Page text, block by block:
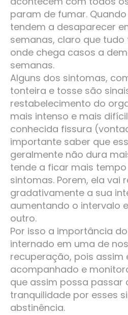
param de fumar.
tendem a desaparecer
semanas, claro que
onde chega casos a
semanas.
Alguns dos sintomas,
tonteira e tosse são
restabelecimento do
mais intenso e mais
conhecida fissura
importante saber que
geralmente não dura
tende a ficar mais
sintomas. Porem, ela vai
gradativamente a sua
aumentando o intervalo
outro.
Por isso a importância
internado em uma de
recuperação, pois assim
acompanhado e
que assim possa passar
tranquilidade por esses
abstinência.